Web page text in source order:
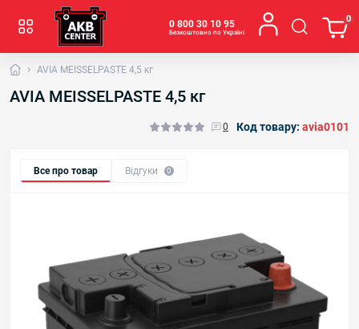
0 800 30 10 95
Безкоштовно по Україні
0
AVIA MEISSELPASTE 4,5 кг
AVIA MEISSELPASTE 4,5 кг
0 Код товару: avia0101
Все про товар Відгуки 0